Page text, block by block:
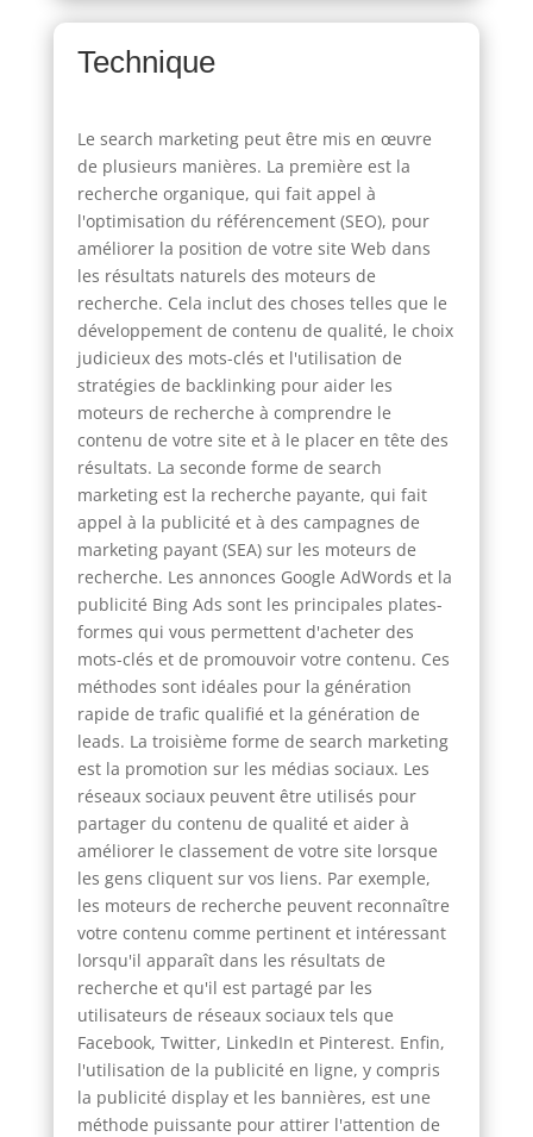
Technique
Le search marketing peut être mis en œuvre
de plusieurs manières. La première est la
recherche organique, qui fait appel à
l'optimisation du référencement (SEO), pour
améliorer la position de votre site Web dans
les résultats naturels des moteurs de
recherche. Cela inclut des choses telles que le
développement de contenu de qualité, le choix
judicieux des mots-clés et l'utilisation de
stratégies de backlinking pour aider les
moteurs de recherche à comprendre le
contenu de votre site et à le placer en tête des
résultats. La seconde forme de search
marketing est la recherche payante, qui fait
appel à la publicité et à des campagnes de
marketing payant (SEA) sur les moteurs de
recherche. Les annonces Google AdWords et la
publicité Bing Ads sont les principales plates-
formes qui vous permettent d'acheter des
mots-clés et de promouvoir votre contenu. Ces
méthodes sont idéales pour la génération
rapide de trafic qualifié et la génération de
leads. La troisième forme de search marketing
est la promotion sur les médias sociaux. Les
réseaux sociaux peuvent être utilisés pour
partager du contenu de qualité et aider à
améliorer le classement de votre site lorsque
les gens cliquent sur vos liens. Par exemple,
les moteurs de recherche peuvent reconnaître
votre contenu comme pertinent et intéressant
lorsqu'il apparaît dans les résultats de
recherche et qu'il est partagé par les
utilisateurs de réseaux sociaux tels que
Facebook, Twitter, LinkedIn et Pinterest. Enfin,
l'utilisation de la publicité en ligne, y compris
la publicité display et les bannières, est une
méthode puissante pour attirer l'attention de